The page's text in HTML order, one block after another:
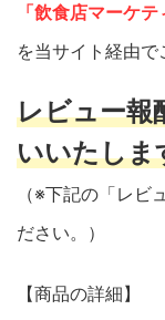
「飲食店マーケテ
を当サイト経由で
レビュー
いいたしま
（※下記の「レビ
ださい。）
【商品の詳細】